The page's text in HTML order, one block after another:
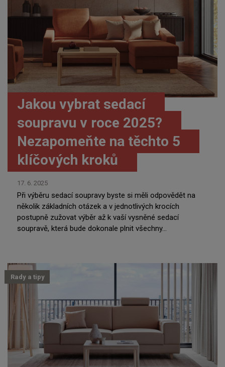
Jakou vybrat sedací
soupravu v roce 2025?
Nezapomeňte na těchto 5
klíčových kroků
17. 6. 2025
Při výběru sedací soupravy byste si měli odpovědět na
několik základních otázek a v jednotlivých krocích
postupně zužovat výběr až k vaší vysněné sedací
soupravě, která bude dokonale plnit všechny...
Rady a tipy